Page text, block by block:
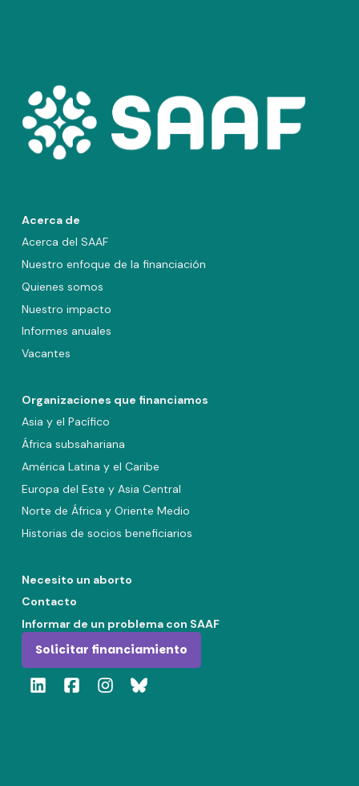
Acerca de
Acerca del SAAF
Nuestro enfoque de la financiación
Quienes somos
Nuestro impacto
Informes anuales
Vacantes
Organizaciones que financiamos
Asia y el Pacífico
África subsahariana
América Latina y el Caribe
Europa del Este y Asia Central
Norte de África y Oriente Medio
Historias de socios beneficiarios
Necesito un aborto
Contacto
Informar de un problema con SAAF
Solicitar financiamiento